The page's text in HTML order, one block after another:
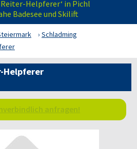
Helpferer‘ in Pichl
Badesee und Skilift
Schladming
Helpferer
anfragen!